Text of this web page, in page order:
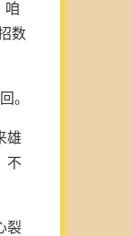
咱
数
。
雄
不
裂